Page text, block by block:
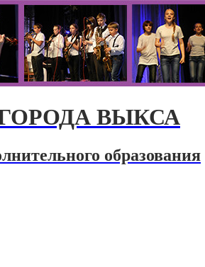
ВЫКСА
образования